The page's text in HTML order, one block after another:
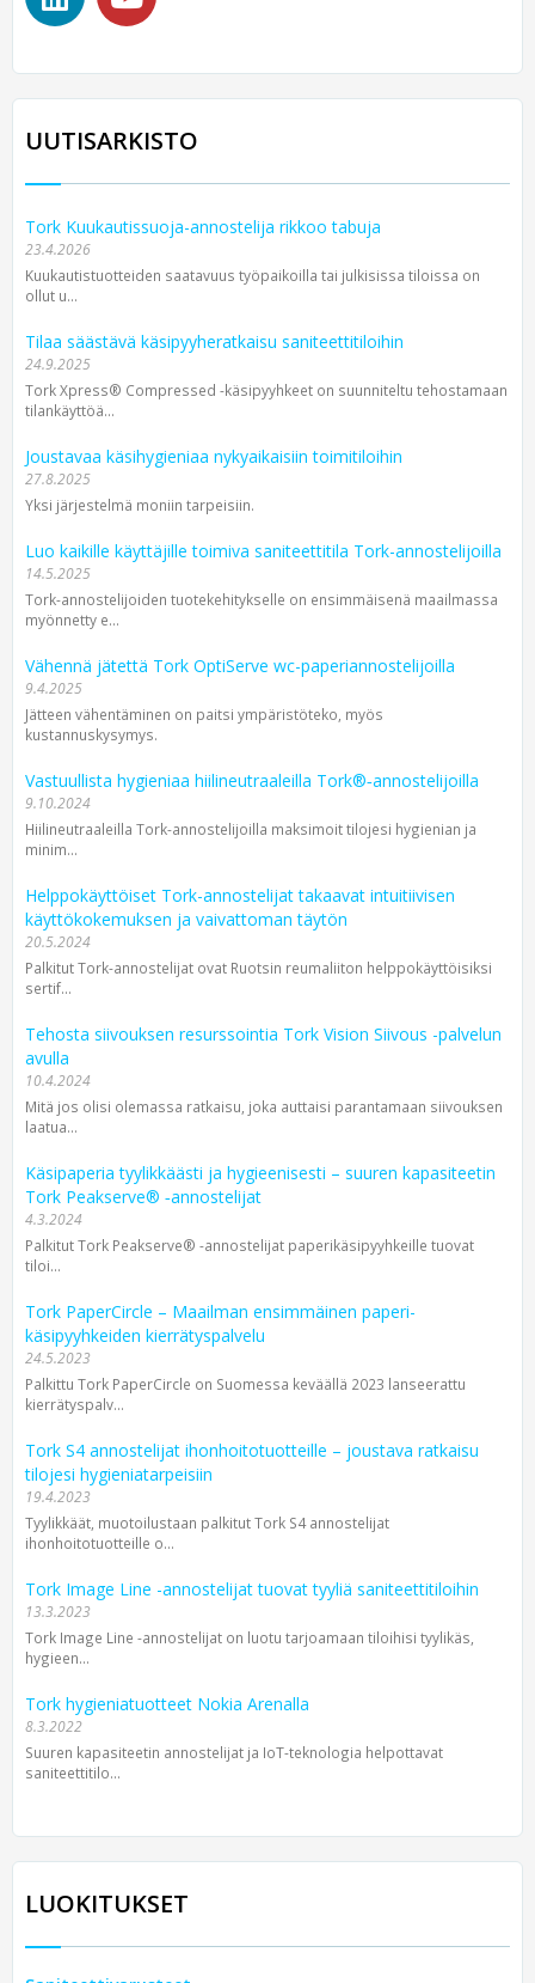
UUTISARKISTO
Tork Kuukautissuoja-annostelija rikkoo tabuja
23.4.2026
Kuukautistuotteiden saatavuus työpaikoilla tai julkisissa tiloissa on
ollut u...
Tilaa säästävä käsipyyheratkaisu saniteettitiloihin
24.9.2025
Tork Xpress® Compressed -käsipyyhkeet on suunniteltu tehostamaan
tilankäyttöä...
Joustavaa käsihygieniaa nykyaikaisiin toimitiloihin
27.8.2025
Yksi järjestelmä moniin tarpeisiin.
Luo kaikille käyttäjille toimiva saniteettitila Tork-annostelijoilla
14.5.2025
Tork-annostelijoiden tuotekehitykselle on ensimmäisenä maailmassa
myönnetty e...
Vähennä jätettä Tork OptiServe wc-paperiannostelijoilla
9.4.2025
Jätteen vähentäminen on paitsi ympäristöteko, myös
kustannuskysymys.
Vastuullista hygieniaa hiilineutraaleilla Tork®‑annostelijoilla
9.10.2024
Hiilineutraaleilla Tork-annostelijoilla maksimoit tilojesi hygienian ja
minim...
Helppokäyttöiset Tork-annostelijat takaavat intuitiivisen
käyttökokemuksen ja vaivattoman täytön
20.5.2024
Palkitut Tork-annostelijat ovat Ruotsin reumaliiton helppokäyttöisiksi
sertif...
Tehosta siivouksen resurssointia Tork Vision Siivous -palvelun
avulla
10.4.2024
Mitä jos olisi olemassa ratkaisu, joka auttaisi parantamaan siivouksen
laatua...
Käsipaperia tyylikkäästi ja hygieenisesti – suuren kapasiteetin
Tork Peakserve® ‑annostelijat
4.3.2024
Palkitut Tork Peakserve® -annostelijat paperi­käsipyyhkeille tuovat
tiloi...
Tork PaperCircle – Maailman ensimmäinen paperi­
käsipyyhkeiden kierrätyspalvelu
24.5.2023
Palkittu Tork PaperCircle on Suomessa keväällä 2023 lanseerattu
kierrätyspalv...
Tork S4 annostelijat ihonhoito­tuotteille – joustava ratkaisu
tilojesi hygienia­tarpeisiin
19.4.2023
Tyylikkäät, muotoilustaan palkitut Tork S4 annostelijat
ihonhoitotuotteille o...
Tork Image Line -annostelijat tuovat tyyliä saniteettitiloihin
13.3.2023
Tork Image Line -annostelijat on luotu tarjoamaan tiloihisi tyylikäs,
hygieen...
Tork hygieniatuotteet Nokia Arenalla
8.3.2022
Suuren kapasiteetin annostelijat ja IoT-teknologia helpottavat
saniteettitilo...
LUOKITUKSET